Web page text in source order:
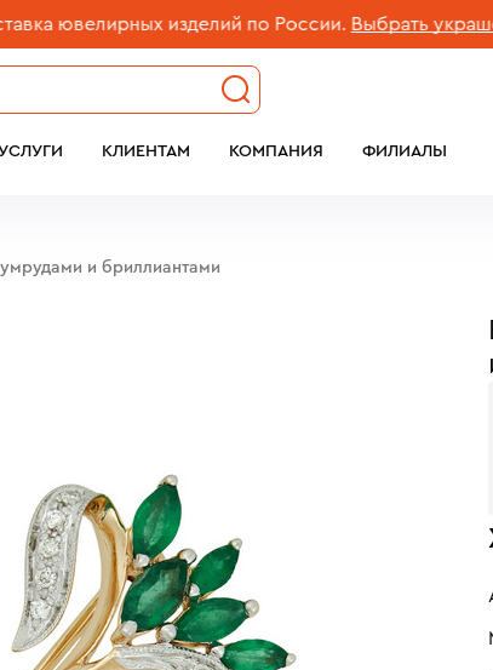
ювелирных изделий по России. Выбрать украшение
КЛИЕНТАМ КОМПАНИЯ ФИЛИАЛЫ
и бриллиантами